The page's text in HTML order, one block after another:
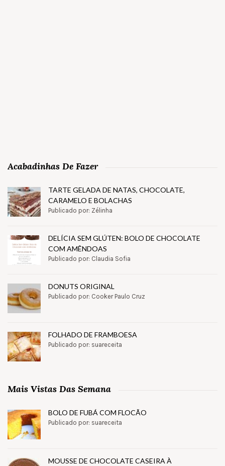
Acabadinhas De Fazer
TARTE GELADA DE NATAS, CHOCOLATE,
CARAMELO E BOLACHAS
Publicado por: Zélinha
DELÍCIA SEM GLÚTEN: BOLO DE CHOCOLATE
COM AMÊNDOAS
Publicado por: Claudia Sofia
DONUTS ORIGINAL
Publicado por: Cooker Paulo Cruz
FOLHADO DE FRAMBOESA
Publicado por: suareceita
Mais Vistas Das Semana
BOLO DE FUBÁ COM FLOCÃO
Publicado por: suareceita
MOUSSE DE CHOCOLATE CASEIRA À